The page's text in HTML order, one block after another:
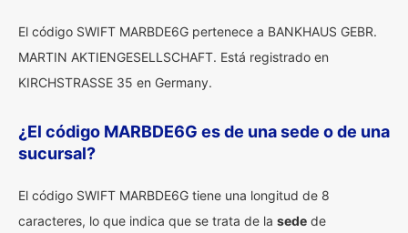
El código SWIFT MARBDE6G pertenece a BANKHAUS GEBR.
MARTIN AKTIENGESELLSCHAFT. Está registrado en
KIRCHSTRASSE 35 en Germany.
¿El código MARBDE6G es de una sede o de una
sucursal?
El código SWIFT MARBDE6G tiene una longitud de 8
caracteres, lo que indica que se trata de la sede de